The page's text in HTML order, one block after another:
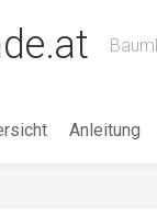
Anleitung